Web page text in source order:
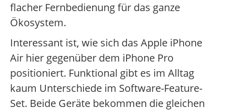
flacher Fernbedienung für das ganze
Ökosystem.
Interessant ist, wie sich das Apple iPhone
Air hier gegenüber dem iPhone Pro
positioniert. Funktional gibt es im Alltag
kaum Unterschiede im Software-Feature-
Set. Beide Geräte bekommen die gleichen